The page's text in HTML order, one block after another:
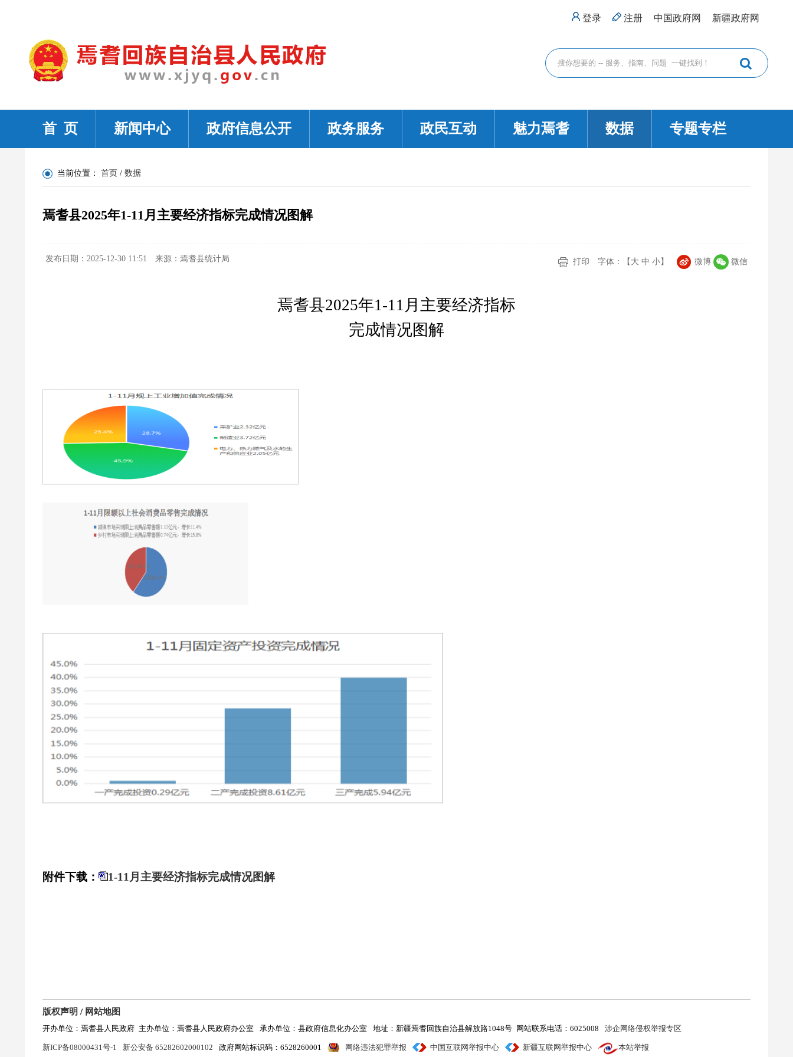
登录 注册 中国政府网 新疆政府网
首 页 新闻中心 政府信息公开 政务服务 政民互动 魅力焉耆 数据 专题专栏
当前位置： 首页 / 数据
焉耆县2025年1-11月主要经济指标完成情况图解
发布日期：2025-12-30 11:51 来源：焉耆县统计局 打印 字体：【 大 中 小】 微博 微信
焉耆县2025年1-11月主要经济指标
完成情况图解
附件下载： 1-11月主要经济指标完成情况图解
版权声明 / 网站地图
开办单位：焉耆县人民政府 主办单位：焉耆县人民政府办公室 承办单位：县政府信息化办公室 地址：新疆焉耆回族自治县解放路1048号 网站联系电话：6025008 涉企网络侵权举报专区
新ICP备08000431号-1 新公安备 65282602000102 政府网站标识码：6528260001 网络违法犯罪举报 中国互联网举报中心 新疆互联网举报中心 本站举报